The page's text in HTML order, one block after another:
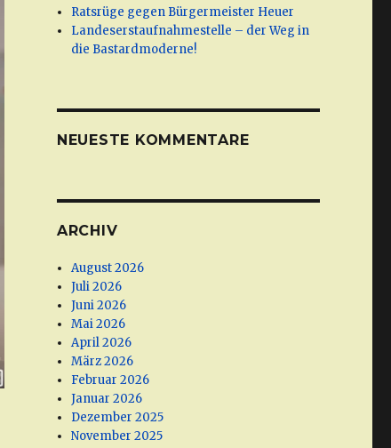
Ratsrüge gegen Bürgermeister Heuer
Landeserstaufnahmestelle – der Weg in
die Bastardmoderne!
NEUESTE KOMMENTARE
ARCHIV
August 2026
Juli 2026
Juni 2026
Mai 2026
April 2026
März 2026
Februar 2026
Januar 2026
Dezember 2025
November 2025